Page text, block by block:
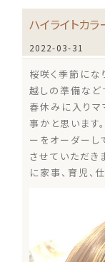
ハイライトカラ
2022-03-31
桜咲く季節にな
越しの準備など
春休みに入りマ
事かと思います
ーをオーダーし
させていただき
に家事、育児、